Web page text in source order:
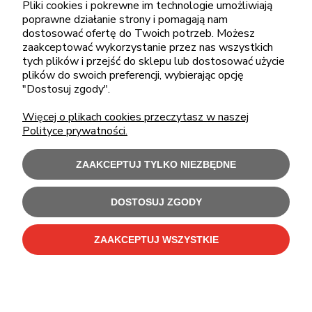
pon.-piąt.: 08:00-16:00
sklep@cebit.pl
ZAKUPY
POMOC
MOJE KONTO
INFORMACJE
Użytkowanie sklepu oznacza zgodę na wykorzystywanie plików cookies.
Pliki cookies i pokrewne im technologie umożliwiają
poprawne działanie strony i pomagają nam
dostosować ofertę do Twoich potrzeb. Możesz
zaakceptować wykorzystanie przez nas wszystkich
tych plików i przejść do sklepu lub dostosować użycie
plików do swoich preferencji, wybierając opcję
"Dostosuj zgody".
Więcej o plikach cookies przeczytasz w naszej
Polityce prywatności.
ZAAKCEPTUJ TYLKO NIEZBĘDNE
DOSTOSUJ ZGODY
ZAAKCEPTUJ WSZYSTKIE